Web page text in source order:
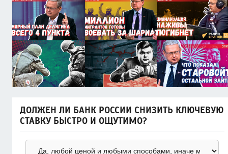
ДОЛЖЕН ЛИ БАНК РОССИИ СНИЗИТЬ КЛЮЧЕВУЮ
СТАВКУ БЫСТРО И ОЩУТИМО?